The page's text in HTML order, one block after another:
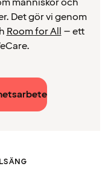
Det gör vi genom
Room for All – ett